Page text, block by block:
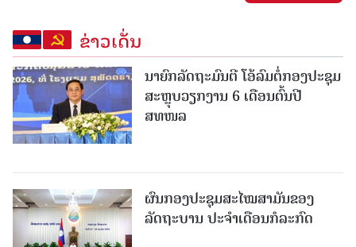
ຂ່າວເດັ່ນ
ນາຍົກລັດຖະມົນຕີ ໂອ້ລົມຕໍ່ກອງປະຊຸມ
ສະຫຼຸບວຽກງານ 6 ເດືອນຕົ້ນປີ
ສທໜລ
ຜົນກອງປະຊຸມສະໄໝສາມັນຂອງ
ລັດຖະບານ ປະຈຳເດືອນກໍລະກົດ